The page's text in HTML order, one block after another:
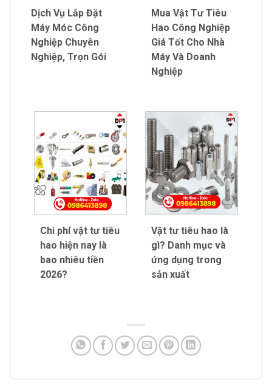
Dịch Vụ Lắp Đặt
Máy Móc Công
Nghiệp Chuyên
Nghiệp, Trọn Gói
Mua Vật Tư Tiêu
Hao Công Nghiệp
Giá Tốt Cho Nhà
Máy Và Doanh
Nghiệp
Chi phí vật tư tiêu
hao hiện nay là
bao nhiêu tiền
2026?
Vật tư tiêu hao là
gì? Danh mục và
ứng dụng trong
sản xuất